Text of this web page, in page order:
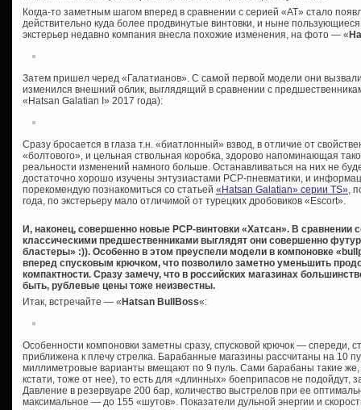
Когда-то заметным шагом вперед в сравнении с серией «AT» стало
действительно куда более продвинутые винтовки, и ныне
экстерьер недавно компания внесла похожие изменения, на фото — «
Затем пришел черед «Галатианов». С самой первой модели они
изменился внешний облик, выглядящий в сравнении с
«Hatsan Galatian I» 2017 года):
Сразу бросается в глаза т.н. «биатлонный» взвод, в отличие от
«болтового», и цельная ствольная коробка, здорово напоминающая
реальности изменений намного больше. Останавливаться на них не
достаточно хорошо изучены энтузиастами PCP-пневматики, и
порекомендую познакомиться со статьей «Hatsan Galatian» серии TS»,
года, по экстерьеру мало отличимой от турецких дробовиков «Escort».
И, наконец, совершенно новые PCP-винтовки «Хатсан». В сравнении
классическими предшественниками выглядят они совершенно
бластеры» :)). Особенно в этом преуспели модели в компоновке
вперед спусковым крючком, что позволило заметно уменьшить
компактности. Сразу замечу, что в российских магазинах
быть, рублевые цены тоже неизвестны.
Итак, встречайте — « Hatsan BullBoss«:
Особенности компоновки заметны сразу, спусковой крючок — спереди,
приближена к плечу стрелка. Барабанные магазины рассчитаны на 10
миллиметровые варианты вмещают по 9 пуль. Сами барабаны такие же,
кстати, тоже от нее), то есть для «длинных» боеприпасов не
Давление в резервуаре 200 бар, количество выстрелов при ее
максимальное — до 155 «шутов». Показатели дульной энергии и